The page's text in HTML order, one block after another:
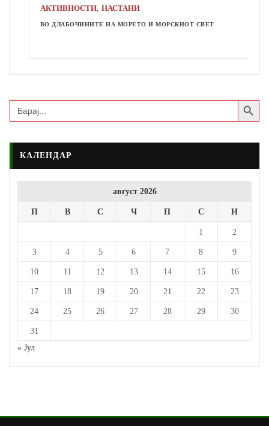
АКТИВНОСТИ,НАСТАНИ
ВО ДЛАБОЧИНИТЕ НА МОРЕТО И МОРСКИОТ СВЕТ
Search
for:
Search Button
КАЛЕНДАР
август 2026
П В С Ч П С Н
1 2
3 4 5 6 7 8 9
10 11 12 13 14 15 16
17 18 19 20 21 22 23
24 25 26 27 28 29 30
31
« Јул